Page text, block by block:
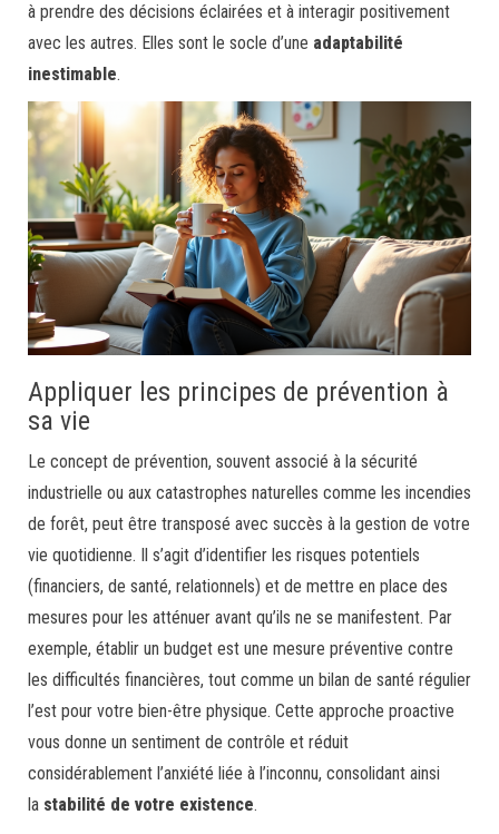
à prendre des décisions éclairées et à interagir positivement
avec les autres. Elles sont le socle d’une adaptabilité
inestimable.
Appliquer les principes de prévention à
sa vie
Le concept de prévention, souvent associé à la sécurité
industrielle ou aux catastrophes naturelles comme les incendies
de forêt, peut être transposé avec succès à la gestion de votre
vie quotidienne. Il s’agit d’identifier les risques potentiels
(financiers, de santé, relationnels) et de mettre en place des
mesures pour les atténuer avant qu’ils ne se manifestent. Par
exemple, établir un budget est une mesure préventive contre
les difficultés financières, tout comme un bilan de santé régulier
l’est pour votre bien-être physique. Cette approche proactive
vous donne un sentiment de contrôle et réduit
considérablement l’anxiété liée à l’inconnu, consolidant ainsi
la stabilité de votre existence.